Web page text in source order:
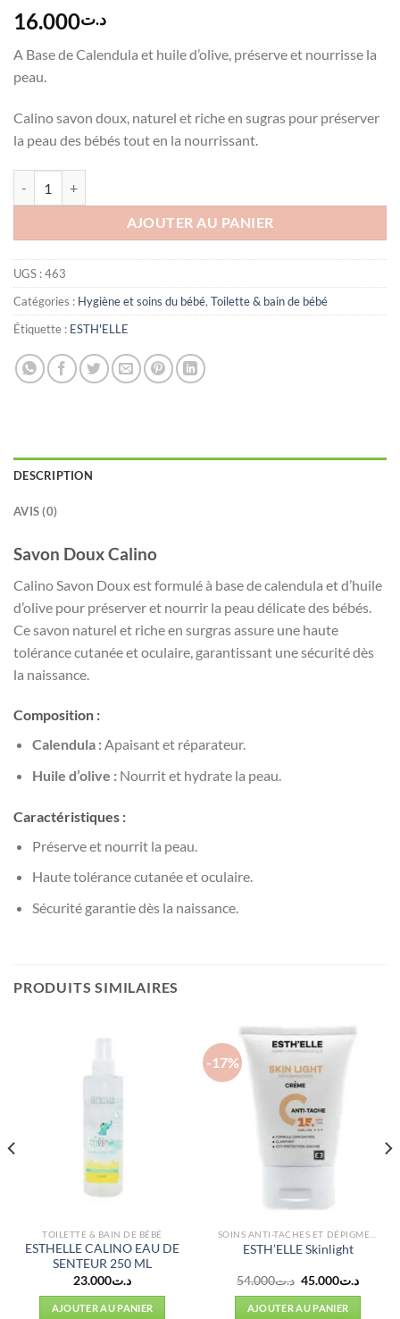
د.ت16.000
A Base de Calendula et huile d’olive, préserve et nourrisse la
peau.
Calino savon doux, naturel et riche en sugras pour préserver
la peau des bébés tout en la nourrissant.
AJOUTER AU PANIER
UGS :463
Catégories : Hygiène et soins du bébé, Toilette & bain de bébé
Étiquette : ESTH'ELLE
DESCRIPTION
AVIS (0)
Savon Doux Calino
Calino Savon Doux est formulé à base de calendula et d’huile
d’olive pour préserver et nourrir la peau délicate des bébés.
Ce savon naturel et riche en surgras assure une haute
tolérance cutanée et oculaire, garantissant une sécurité dès
la naissance.
Composition :
Calendula :Apaisant et réparateur.
Huile d’olive :Nourrit et hydrate la peau.
Caractéristiques :
Préserve et nourrit la peau.
Haute tolérance cutanée et oculaire.
Sécurité garantie dès la naissance.
PRODUITS SIMILAIRES
TOILETTE & BAIN DE BÉBÉ
ESTHELLE CALINO EAU DE
SENTEUR 250 ML
د.ت23.000
AJOUTER AU PANIER
-17%
ESTH’ELLE Skinlight
د.ت54.000
Le
initial
était :
د.ت45.000
Le
AJOUTER AU PANIER